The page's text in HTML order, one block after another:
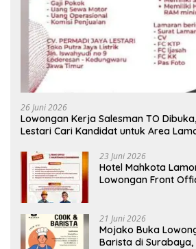
26 Juni 2026
Lowongan Kerja Salesman TO
Lestari Cari Kandidat untuk Area
23 Juni 2026
Hotel Mahkota
Lowongan Front
21 Juni 2026
Mojako Buka
Barista di Surabaya,